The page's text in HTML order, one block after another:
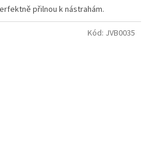
přilnou k nástrahám.
Kód: JVB0035